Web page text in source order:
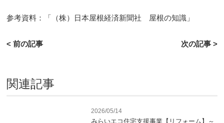
参考資料：「（株）日本屋根経済新聞社 屋根の知識」
< 前の記事 次の記事 >
関連記事
2026/05/14
みらいエコ住宅支援事業【リフォーム】～